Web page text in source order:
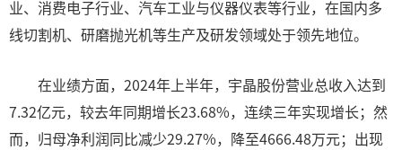
业、消费电子行业、汽车工业与仪器仪表等行业，在国内多
线切割机、研磨抛光机等生产及研发领域处于领先地位。
在业绩方面，2024年上半年，宇晶股份营业总收入达到
7.32亿元，较去年同期增长23.68%，连续三年实现增长；然
而，归母净利润同比减少29.27%，降至4666.48万元；出现